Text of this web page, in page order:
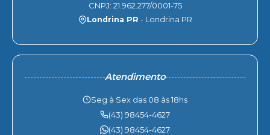
CNPJ: 21.962.277/0001-75
Londrina PR - Londrina PR
Atendimento
Seg à Sex das 08 às 18hs
(43) 98454-4627
(43) 98454-4627